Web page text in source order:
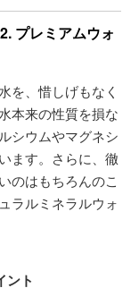
プレミアムウォ
を、惜しげもなく
本来の性質を損な
シウムやマグネシ
ます。さらに、徹
のはもちろんのこ
ラルミネラルウォ
ント